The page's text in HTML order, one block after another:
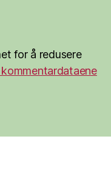
for å redusere